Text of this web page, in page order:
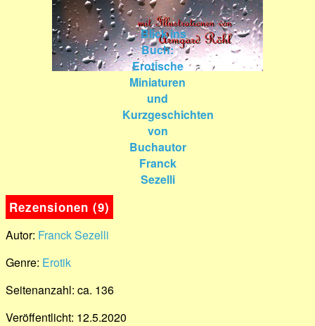
Rezensionen (9)
Autor: Franck Sezelli
Genre: Erotik
Seitenanzahl: ca. 136
Veröffentlicht: 12.5.2020